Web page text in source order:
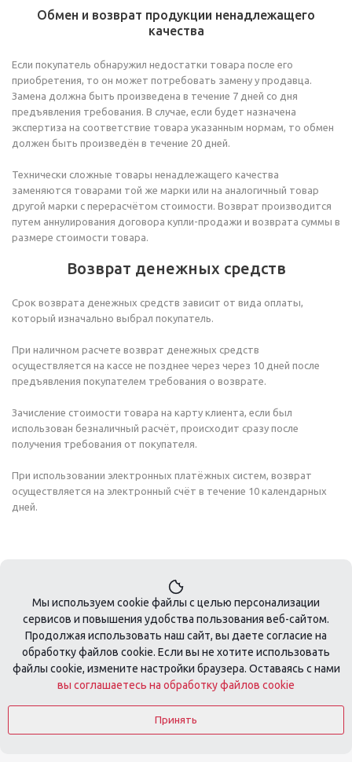
Обмен и возврат продукции ненадлежащего
качества
Если покупатель обнаружил недостатки товара после его
приобретения, то он может потребовать замену у продавца.
Замена должна быть произведена в течение 7 дней со дня
предъявления требования. В случае, если будет назначена
экспертиза на соответствие товара указанным нормам, то обмен
должен быть произведён в течение 20 дней.
Технически сложные товары ненадлежащего качества
заменяются товарами той же марки или на аналогичный товар
другой марки с перерасчётом стоимости. Возврат производится
путем аннулирования договора купли-продажи и возврата суммы в
размере стоимости товара.
Возврат денежных средств
Срок возврата денежных средств зависит от вида оплаты,
который изначально выбрал покупатель.
При наличном расчете возврат денежных средств
осуществляется на кассе не позднее через через 10 дней после
предъявления покупателем требования о возврате.
Зачисление стоимости товара на карту клиента, если был
использован безналичный расчёт, происходит сразу после
получения требования от покупателя.
При использовании электронных платёжных систем, возврат
осуществляется на электронный счёт в течение 10 календарных
дней.
+7 495 410-08-74
zakaz@tools-profi.ru
Мы используем cookie файлы с целью персонализации
сервисов и повышения удобства пользования веб-сайтом.
Продолжая использовать наш сайт, вы даете согласие на
обработку файлов cookie. Если вы не хотите использовать
файлы cookie, измените настройки браузера. Оставаясь с нами
вы соглашаетесь на обработку файлов cookie
Принять